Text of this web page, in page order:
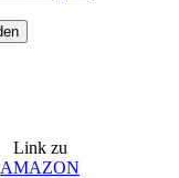
Link zu
AMAZON